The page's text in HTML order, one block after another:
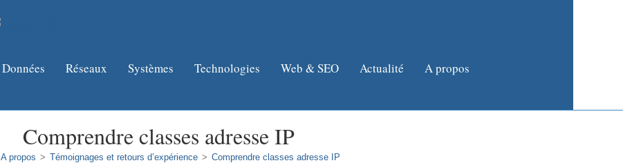
Données Réseaux Systèmes Technologies Web & SEO Actualité A propos
Comprendre classes adresse IP
A propos > Témoignages et retours d’expérience > Comprendre classes adresse IP